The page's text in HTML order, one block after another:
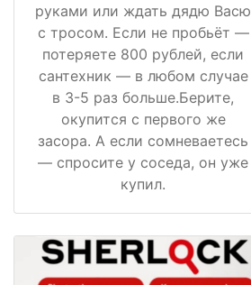
руками или ждать дядю Васю
с тросом. Если не пробьёт —
потеряете 800 рублей, если
сантехник — в любом случае
в 3-5 раз больше.Берите,
окупится с первого же
засора. А если сомневаетесь
— спросите у соседа, он уже
купил.